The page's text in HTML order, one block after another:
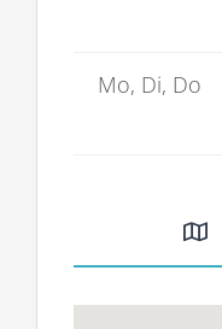
Mo, Di, Do